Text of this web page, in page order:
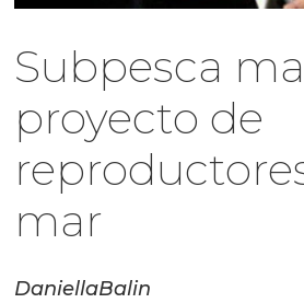
Subpesca
proyecto de
mar
DaniellaBalin